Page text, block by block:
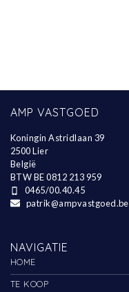
AMP VASTGOED
Koningin Astridlaan 39
2500 Lier
België
BTW BE 0812 213 959
0465/00.40.45
patrik@ampvastgoed.be
NAVIGATIE
HOME
TE KOOP